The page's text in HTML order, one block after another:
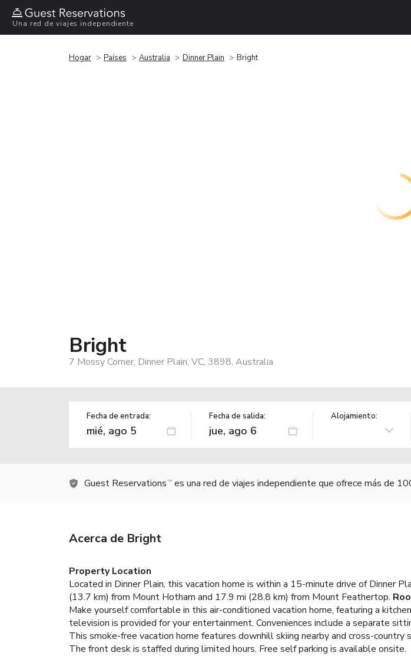
Una red de viajes independiente
Hogar Países Australia Dinner Plain Bright
Bright
7 Mossy Corner, Dinner Plain, VC, 3898, Australia
Fecha de entrada: Fecha de salida: Alojamiento:
Guest Reservations TM es una red de viajes independiente que ofrece más de
Acerca de Bright
Property Location
Located in Dinner Plain, this vacation home is within a 15-minute drive of Dinner
(13.7 km) from Mount Hotham and 17.9 mi (28.8 km) from Mount Feathertop.
Make yourself comfortable in this air-conditioned vacation home, featuring a
television is provided for your entertainment. Conveniences include a separate
This smoke-free vacation home features downhill skiing nearby and cross-country
The front desk is staffed during limited hours. Free self parking is available onsite.